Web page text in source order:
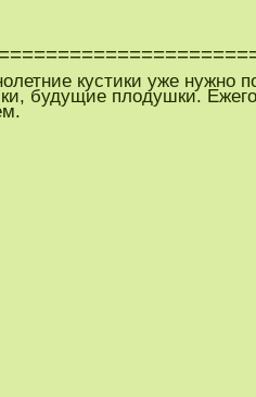
кустики уже нужно
будущие плодушки.